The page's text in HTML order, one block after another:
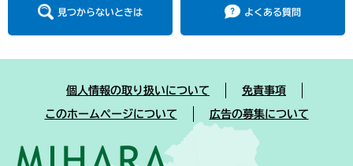
見つからないときは よくある質問
個人情報の取り扱いについて 免責事項
このホームページについて 広告の募集について